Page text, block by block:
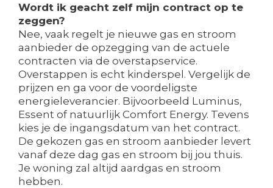
Wordt ik geacht zelf mijn contract op te
zeggen?
Nee, vaak regelt je nieuwe gas en stroom
aanbieder de opzegging van de actuele
contracten via de overstapservice.
Overstappen is echt kinderspel. Vergelijk de
prijzen en ga voor de voordeligste
energieleverancier. Bijvoorbeeld Luminus,
Essent of natuurlijk Comfort Energy. Tevens
kies je de ingangsdatum van het contract.
De gekozen gas en stroom aanbieder levert
vanaf deze dag gas en stroom bij jou thuis.
Je woning zal altijd aardgas en stroom
hebben.